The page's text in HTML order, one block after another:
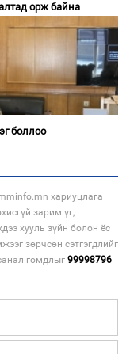
орж байна
боллоо
хариуцлага
зарим үг,
хууль зүйн болон ёс
зөрчсөн сэтгэгдлийг
гомдлыг 99998796